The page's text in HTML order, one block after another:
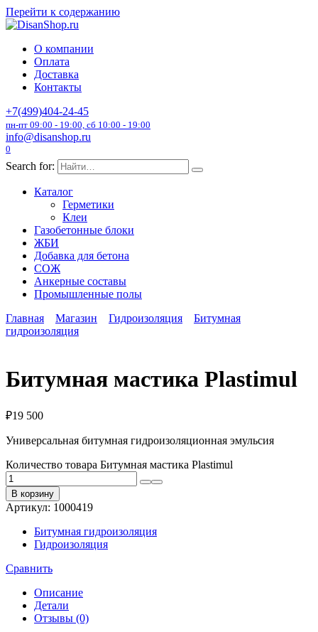
Перейти к содержанию
О компании
Оплата
Доставка
Контакты
+7(499)404-24-45
пн-пт 09:00 - 19:00, сб 10:00 - 19:00
info@disanshop.ru
0
Search for:
Каталог
Герметики
Клеи
Газобетонные блоки
ЖБИ
Добавка для бетона
СОЖ
Анкерные составы
Промышленные полы
Главная
Магазин Гидроизоляция
Битумная
гидроизоляция
Битумная мастика Plastimul
₽19 500
Универсальная битумная гидроизоляционная эмульсия
Количество товара Битумная мастика Plastimul
В корзину
Артикул: 1000419
Битумная гидроизоляция
Гидроизоляция
Сравнить
Описание
Детали
Отзывы (0)